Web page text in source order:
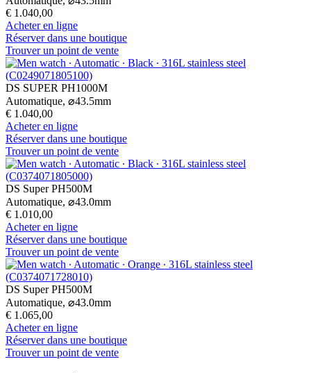
€ 1.040,00
Acheter en ligne
Réserver dans une boutique
Trouver un point de vente
DS SUPER PH1000M
Automatique, ⌀43.5mm
€ 1.040,00
Acheter en ligne
Réserver dans une boutique
Trouver un point de vente
DS Super PH500M
Automatique, ⌀43.0mm
€ 1.010,00
Acheter en ligne
Réserver dans une boutique
Trouver un point de vente
DS Super PH500M
Automatique, ⌀43.0mm
€ 1.065,00
Acheter en ligne
Réserver dans une boutique
Trouver un point de vente